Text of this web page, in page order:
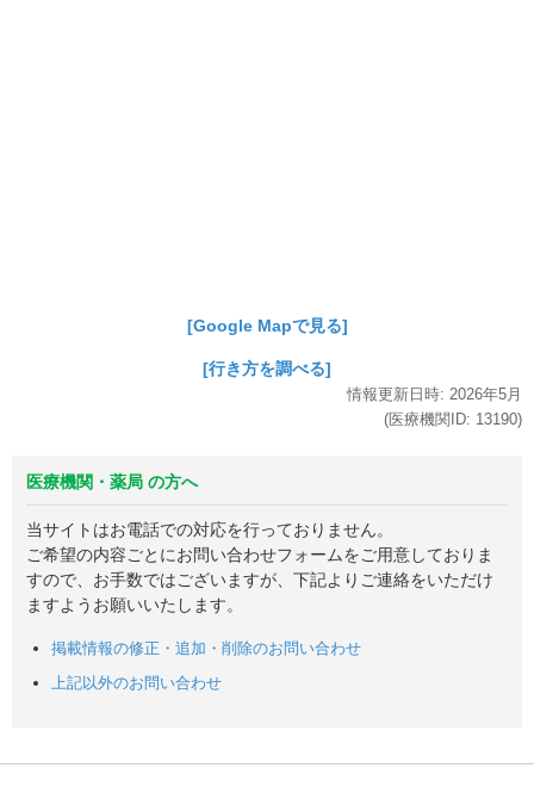
[Google Mapで見る]
[行き方を調べる]
情報更新日時: 2026年5月
(医療機関ID: 13190)
医療機関・薬局 の方へ
当サイトはお電話での対応を行っておりません。
ご希望の内容ごとにお問い合わせフォームをご用意しておりま
すので、お手数ではございますが、下記よりご連絡をいただけ
ますようお願いいたします。
掲載情報の修正・追加・削除のお問い合わせ
上記以外のお問い合わせ